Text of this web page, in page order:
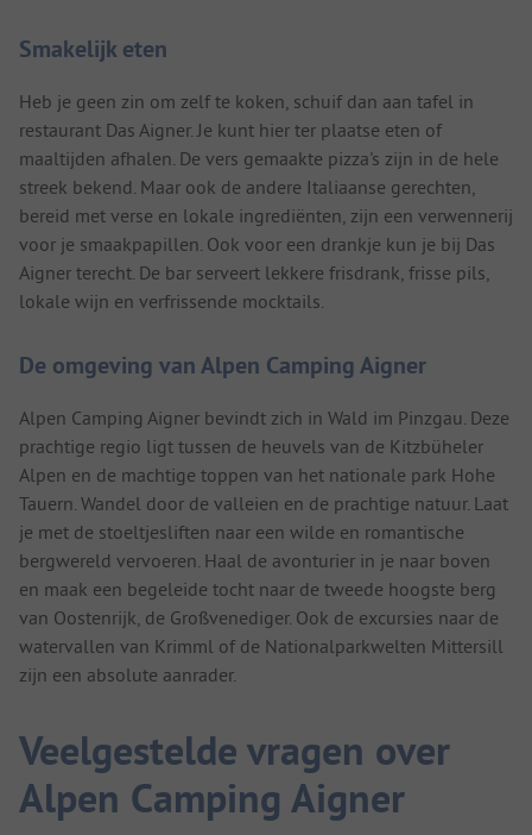
Smakelijk eten
Heb je geen zin om zelf te koken, schuif dan aan tafel in
restaurant Das Aigner. Je kunt hier ter plaatse eten of
maaltijden afhalen. De vers gemaakte pizza's zijn in de hele
streek bekend. Maar ook de andere Italiaanse gerechten,
bereid met verse en lokale ingrediënten, zijn een verwennerij
voor je smaakpapillen. Ook voor een drankje kun je bij Das
Aigner terecht. De bar serveert lekkere frisdrank, frisse pils,
lokale wijn en verfrissende mocktails.
De omgeving van Alpen Camping Aigner
Alpen Camping Aigner bevindt zich in Wald im Pinzgau. Deze
prachtige regio ligt tussen de heuvels van de Kitzbüheler
Alpen en de machtige toppen van het nationale park Hohe
Tauern. Wandel door de valleien en de prachtige natuur. Laat
je met de stoeltjesliften naar een wilde en romantische
bergwereld vervoeren. Haal de avonturier in je naar boven
en maak een begeleide tocht naar de tweede hoogste berg
van Oostenrijk, de Großvenediger. Ook de excursies naar de
watervallen van Krimml of de Nationalparkwelten Mittersill
zijn een absolute aanrader.
Veelgestelde vragen over
Alpen Camping Aigner